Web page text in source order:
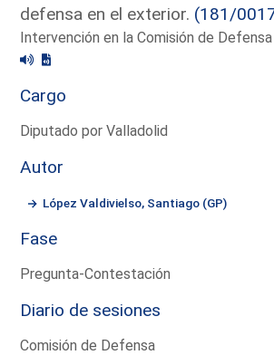
defensa en el exterior. (181/
Intervención en la Comisión de
Cargo
Diputado por Valladolid
Autor
López Valdivielso, Santiago (GP)
Fase
Pregunta-Contestación
Diario de sesiones
Comisión de Defensa